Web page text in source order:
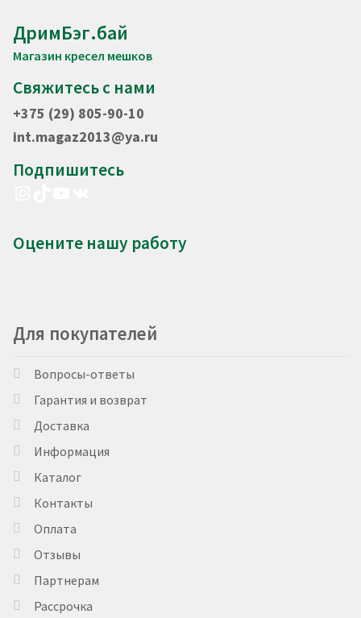
ДримБэг.бай
Магазин кресел мешков
Свяжитесь с нами
+375 (29) 805-90-10
int.magaz2013@ya.ru
Подпишитесь
Оцените нашу работу
Для покупателей
Вопросы-ответы
Гарантия и возврат
Доставка
Информация
Каталог
Контакты
Оплата
Отзывы
Партнерам
Рассрочка